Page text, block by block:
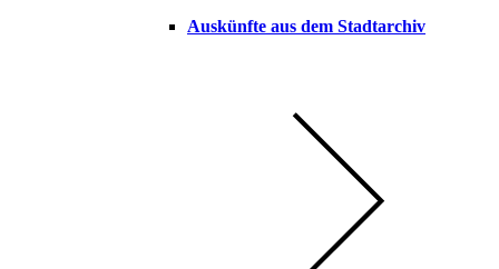
Auskünfte aus dem Stadtarchiv